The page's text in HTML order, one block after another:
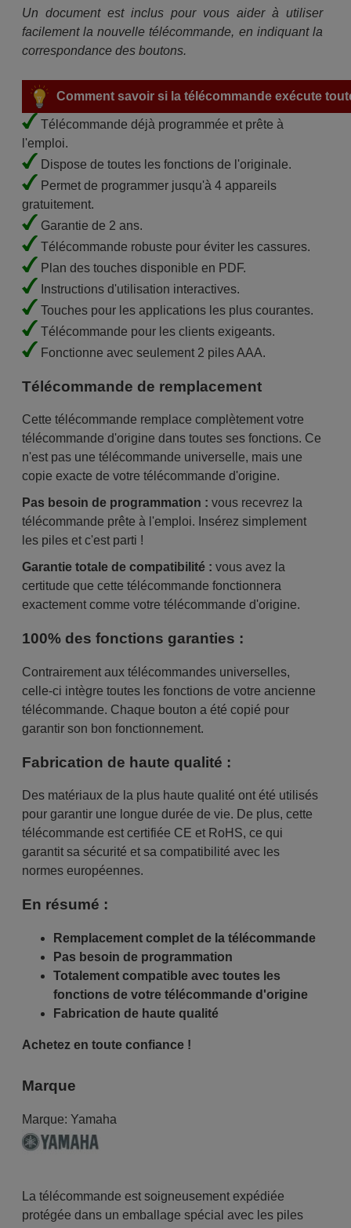
Un document est inclus pour vous aider à utiliser
facilement la nouvelle télécommande, en indiquant la
correspondance des boutons.
Comment savoir si la télécommande exécute
Télécommande déjà programmée et prête à
l'emploi.
Dispose de toutes les fonctions de l'originale.
Permet de programmer jusqu'à 4 appareils
gratuitement.
Garantie de 2 ans.
Télécommande robuste pour éviter les cassures.
Plan des touches disponible en PDF.
Instructions d'utilisation interactives.
Touches pour les applications les plus courantes.
Télécommande pour les clients exigeants.
Fonctionne avec seulement 2 piles AAA.
Télécommande de remplacement
Cette télécommande remplace complètement votre
télécommande d'origine dans toutes ses fonctions. Ce
n'est pas une télécommande universelle, mais une
copie exacte de votre télécommande d'origine.
Pas besoin de programmation : vous recevrez la
télécommande prête à l'emploi. Insérez simplement
les piles et c'est parti !
Garantie totale de compatibilité : vous avez la
certitude que cette télécommande fonctionnera
exactement comme votre télécommande d'origine.
100% des fonctions garanties :
Contrairement aux télécommandes universelles,
celle-ci intègre toutes les fonctions de votre ancienne
télécommande. Chaque bouton a été copié pour
garantir son bon fonctionnement.
Fabrication de haute qualité :
Des matériaux de la plus haute qualité ont été utilisés
pour garantir une longue durée de vie. De plus, cette
télécommande est certifiée CE et RoHS, ce qui
garantit sa sécurité et sa compatibilité avec les
normes européennes.
En résumé :
Remplacement complet de la télécommande
Pas besoin de programmation
Totalement compatible avec toutes les
fonctions de votre télécommande d'origine
Fabrication de haute qualité
Achetez en toute confiance !
Marque
Marque: Yamaha
La télécommande est soigneusement expédiée
protégée dans un emballage spécial avec les piles